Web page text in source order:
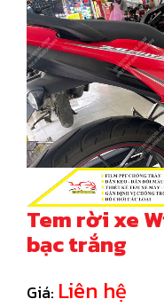
Tem rời xe
bạc trắng
Giá: Liên hệ